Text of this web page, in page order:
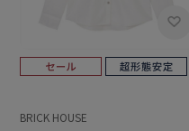
BRICK HOUSE